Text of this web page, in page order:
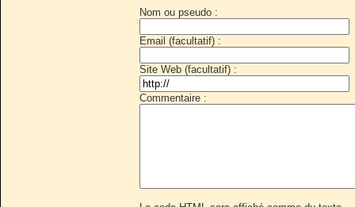
Nom ou pseudo :
Email (facultatif) :
Site Web (facultatif) :
Commentaire :